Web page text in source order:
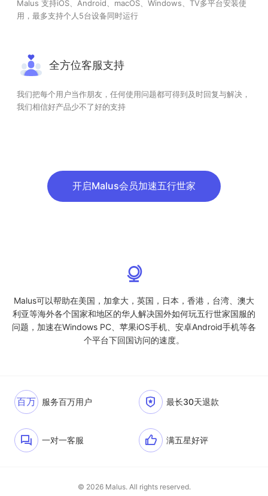
Malus 支持iOS、Android、macOS、Windows、TV多平台安装使
用，最多支持个人5台设备同时运行
全方位客服支持
我们把每个用户当作朋友，任何使用问题都可得到及时回复与解决，
我们相信好产品少不了好的支持
开启Malus会员加速五行世家
Malus可以帮助在美国，加拿大，英国，日本，香港，台湾、澳大
利亚等海外各个国家和地区的华人解决国外如何玩五行世家国服的
问题，加速在Windows PC、苹果iOS手机、安卓Android手机等各
个平台下回国访问的速度。
百万 服务百万用户 最长30天退款
一对一客服 满五星好评
© 2026 Malus. All rights reserved.